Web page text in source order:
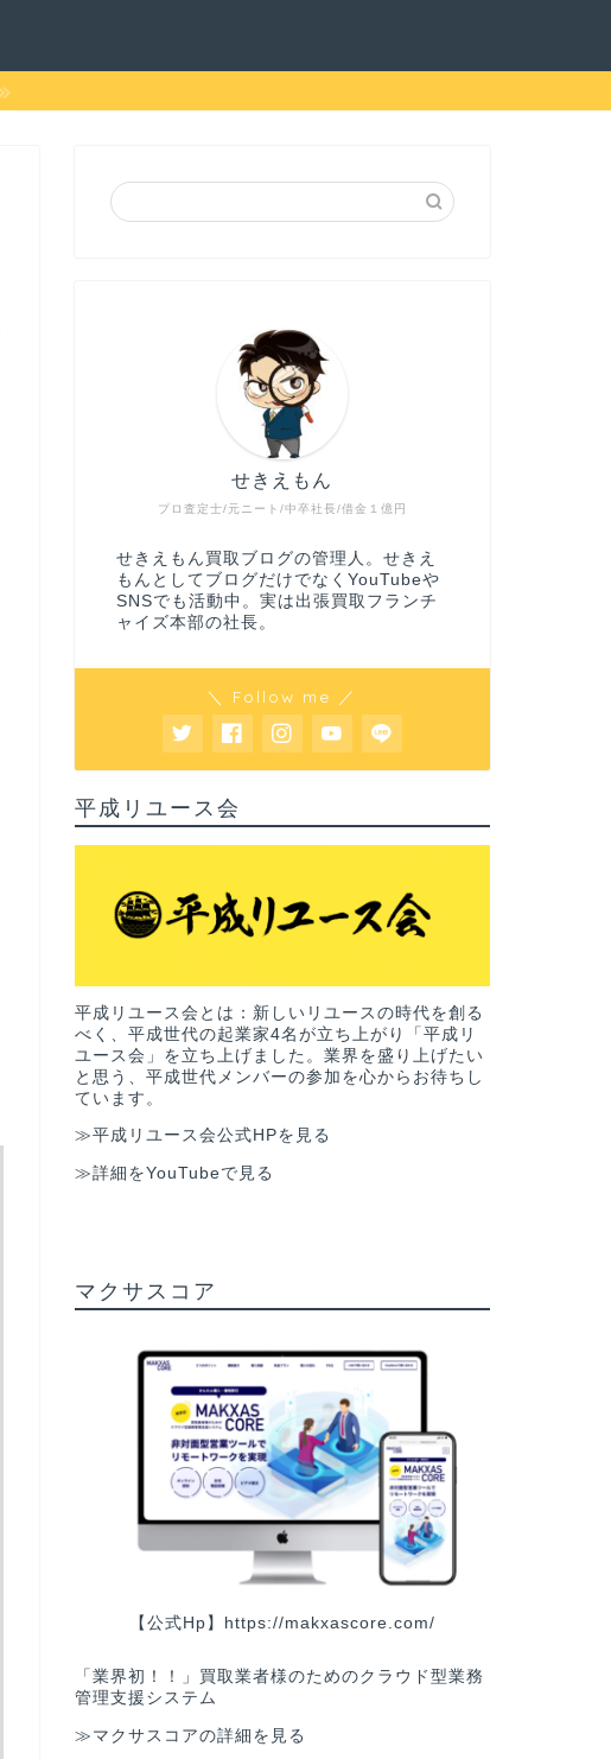
プロ査定士/元ニート/中卒社長/借金１億円
せきえもん
せきえもん買取ブログの管理人。せきえ
もんとしてブログだけでなくYouTubeや
SNSでも活動中。実は出張買取フランチ
ャイズ本部の社長。
＼ Follow me ／
平成リユース会
平成リユース会とは：新しいリユースの時代を創る
べく、平成世代の起業家4名が立ち上がり「平成リ
ユース会」を立ち上げました。業界を盛り上げたい
と思う、平成世代メンバーの参加を心からお待ちし
ています。
≫平成リユース会公式HPを見る
≫詳細をYouTubeで見る
マクサスコア
【公式Hp】 https://makxascore.com/
「業界初！！」買取業者様のためのクラウド型業務
管理支援システム
≫マクサスコアの詳細を見る